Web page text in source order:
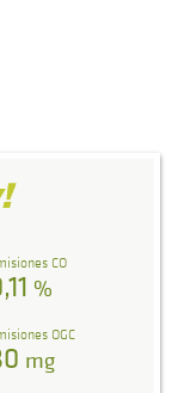
CO
%
OGC
mg